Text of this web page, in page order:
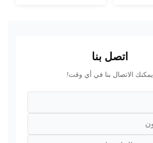
اتصل بنا
يمكنك الاتصال بنا في أي وقت!